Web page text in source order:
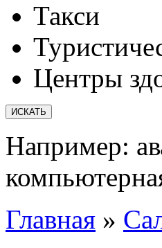
Такси
Центры
Например:
Главная »